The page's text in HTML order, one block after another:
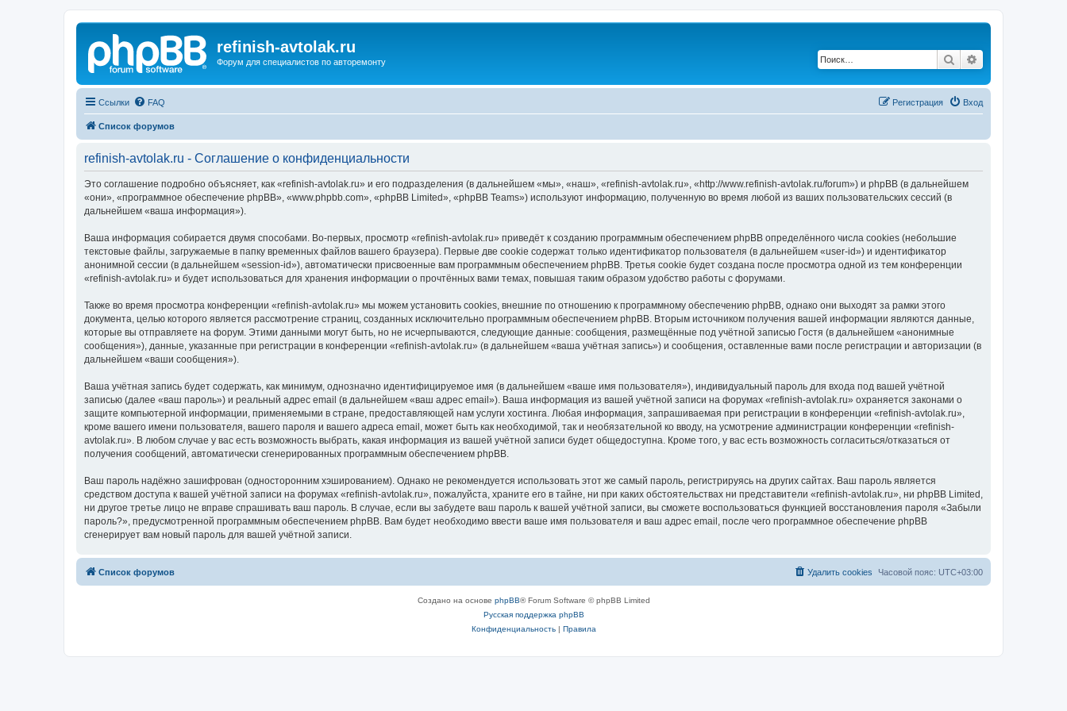
refinish-avtolak.ru
Форум для специалистов по авторемонту Поиск
Ссылки FAQ Вход
Регистрация
Список форумов
refinish-avtolak.ru - Соглашение о конфиденциальности
Это соглашение подробно объясняет, как «refinish-avtolak.ru» и его подразделения (в дальнейшем «мы», «наш», «refinish-avtolak.ru», «http://www.refinish-avtolak.ru/forum») и phpBB (в дальнейшем
«они», «программное обеспечение phpBB», «www.phpbb.com», «phpBB Limited», «phpBB Teams») используют информацию, полученную во время любой из ваших пользовательских сессий (в
дальнейшем «ваша информация»).
Ваша информация собирается двумя способами. Во-первых, просмотр «refinish-avtolak.ru» приведёт к созданию программным обеспечением phpBB определённого числа cookies (небольшие
текстовые файлы, загружаемые в папку временных файлов вашего браузера). Первые две cookie содержат только идентификатор пользователя (в дальнейшем «user-id») и идентификатор
анонимной сессии (в дальнейшем «session-id»), автоматически присвоенные вам программным обеспечением phpBB. Третья cookie будет создана после просмотра одной из тем конференции
«refinish-avtolak.ru» и будет использоваться для хранения информации о прочтённых вами темах, повышая таким образом удобство работы с форумами.
Также во время просмотра конференции «refinish-avtolak.ru» мы можем установить cookies, внешние по отношению к программному обеспечению phpBB, однако они выходят за рамки этого
документа, целью которого является рассмотрение страниц, созданных исключительно программным обеспечением phpBB. Вторым источником получения вашей информации являются данные,
которые вы отправляете на форум. Этими данными могут быть, но не исчерпываются, следующие данные: сообщения, размещённые под учётной записью Гостя (в дальнейшем «анонимные
сообщения»), данные, указанные при регистрации в конференции «refinish-avtolak.ru» (в дальнейшем «ваша учётная запись») и сообщения, оставленные вами после регистрации и авторизации (в
дальнейшем «ваши сообщения»).
Ваша учётная запись будет содержать, как минимум, однозначно идентифицируемое имя (в дальнейшем «ваше имя пользователя»), индивидуальный пароль для входа под вашей учётной
записью (далее «ваш пароль») и реальный адрес email (в дальнейшем «ваш адрес email»). Ваша информация из вашей учётной записи на форумах «refinish-avtolak.ru» охраняется законами о
защите компьютерной информации, применяемыми в стране, предоставляющей нам услуги хостинга. Любая информация, запрашиваемая при регистрации в конференции «refinish-avtolak.ru»,
кроме вашего имени пользователя, вашего пароля и вашего адреса email, может быть как необходимой, так и необязательной ко вводу, на усмотрение администрации конференции «refinish-
avtolak.ru». В любом случае у вас есть возможность выбрать, какая информация из вашей учётной записи будет общедоступна. Кроме того, у вас есть возможность согласиться/отказаться от
получения сообщений, автоматически сгенерированных программным обеспечением phpBB.
Ваш пароль надёжно зашифрован (односторонним хэшированием). Однако не рекомендуется использовать этот же самый пароль, регистрируясь на других сайтах. Ваш пароль является
средством доступа к вашей учётной записи на форумах «refinish-avtolak.ru», пожалуйста, храните его в тайне, ни при каких обстоятельствах ни представители «refinish-avtolak.ru», ни phpBB Limited,
ни другое третье лицо не вправе спрашивать ваш пароль. В случае, если вы забудете ваш пароль к вашей учётной записи, вы сможете воспользоваться функцией восстановления пароля «Забыли
пароль?», предусмотренной программным обеспечением phpBB. Вам будет необходимо ввести ваше имя пользователя и ваш адрес email, после чего программное обеспечение phpBB
сгенерирует вам новый пароль для вашей учётной записи.
Список форумов Часовой пояс: UTC+03:00
Удалить cookies
Создано на основе phpBB® Forum Software © phpBB Limited
Русская поддержка phpBB
Конфиденциальность| Правила